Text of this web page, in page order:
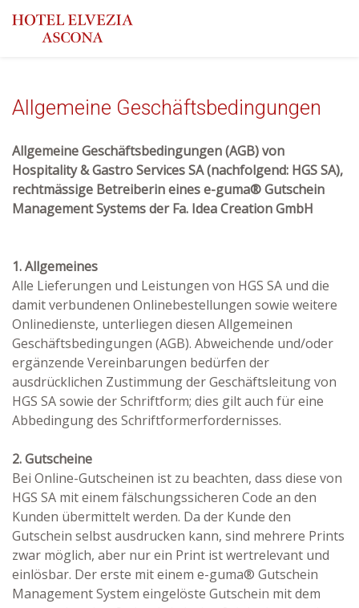
Allgemeine Geschäftsbedingungen
Allgemeine Geschäftsbedingungen (AGB) von
Hospitality & Gastro Services SA (nachfolgend: HGS SA),
rechtmässige Betreiberin eines e-guma® Gutschein
Management Systems der Fa. Idea Creation GmbH
1. Allgemeines
Alle Lieferungen und Leistungen von HGS SA und die
damit verbundenen Onlinebestellungen sowie weitere
Onlinedienste, unterliegen diesen Allgemeinen
Geschäftsbedingungen (AGB). Abweichende und/oder
ergänzende Vereinbarungen bedürfen der
ausdrücklichen Zustimmung der Geschäftsleitung von
HGS SA sowie der Schriftform; dies gilt auch für eine
Abbedingung des Schriftformerfordernisses.
2. Gutscheine
Bei Online-Gutscheinen ist zu beachten, dass diese von
HGS SA mit einem fälschungssicheren Code an den
Kunden übermittelt werden. Da der Kunde den
Gutschein selbst ausdrucken kann, sind mehrere Prints
zwar möglich, aber nur ein Print ist wertrelevant und
einlösbar. Der erste mit einem e-guma® Gutschein
Management System eingelöste Gutschein mit dem